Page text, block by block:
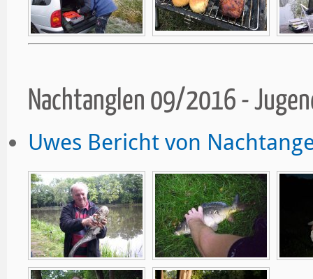
Nachtanglen 09/2016 -
Uwes Bericht von